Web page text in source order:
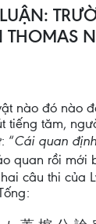
nào đó nào
tiếng tăm,
“Cái quan
quan rồi mới
câu thi của